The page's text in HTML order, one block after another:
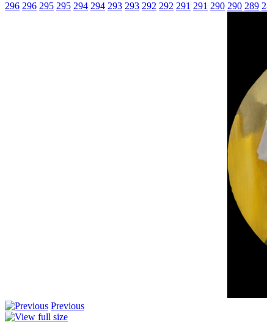
296 296 295 295 294 294 293 293 292 292 291 291 290 290 289
Previous